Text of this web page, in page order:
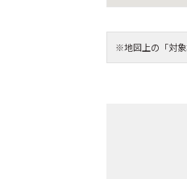
※地図上の「対象